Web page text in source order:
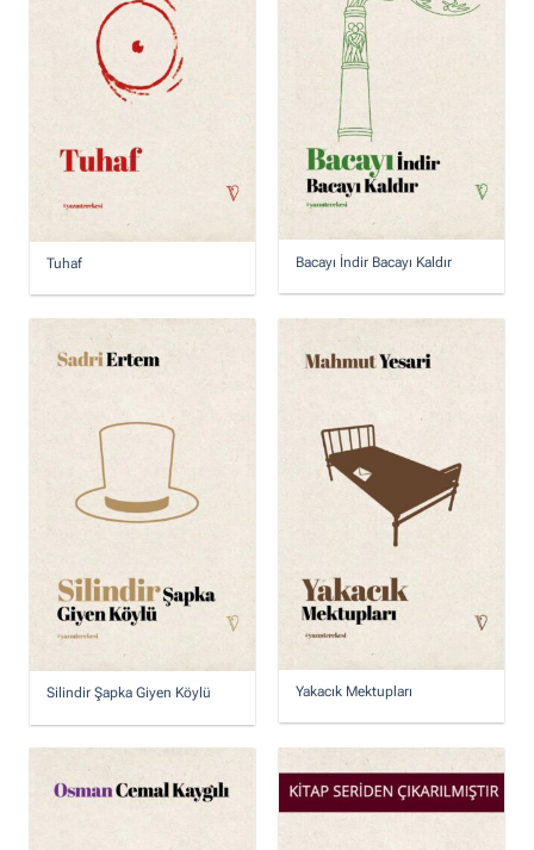
Tuhaf Bacayı İndir Bacayı Kaldır
Silindir Şapka Giyen Köylü Yakacık Mektupları